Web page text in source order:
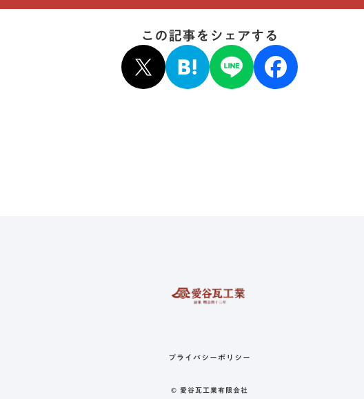
この記事をシェアする
プライバシーポリシー
© 愛谷瓦工業有限会社